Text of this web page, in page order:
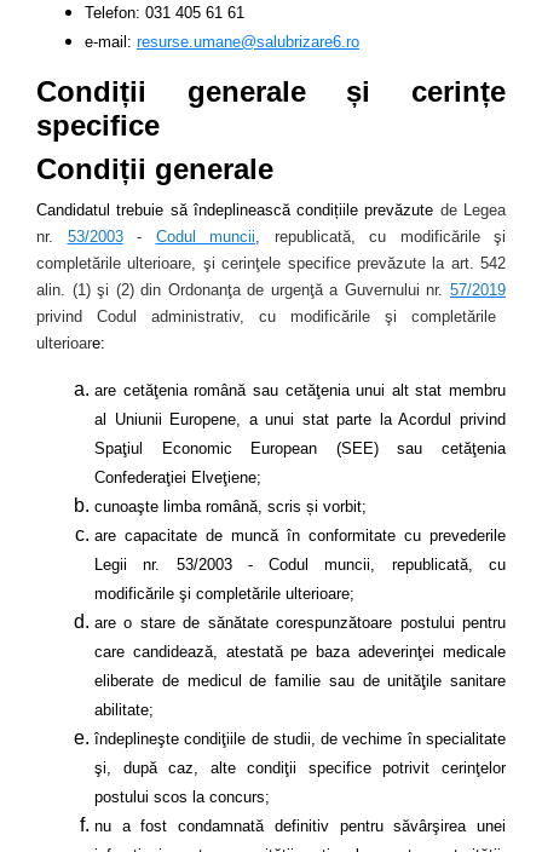
Telefon: 031 405 61 61
e-mail: resurse.umane@salubrizare6.ro
Condiții generale și cerințe
specifice
Condiții generale
Candidatul trebuie să îndeplinească condițiileprevăzute de Legea
nr. 53/2003- Codul muncii, republicată, cu modificările şi
completările ulterioare, şi cerinţele specifice prevăzute la art. 542
alin. (1) şi (2) din Ordonanţa de urgenţă a Guvernului nr. 57/2019
privind Codul administrativ, cu modificările şi completările
ulterioare:
are cetăţenia română sau cetăţenia unui alt stat membru
al Uniunii Europene, a unui stat parte la Acordul privind
Spaţiul Economic European (SEE) sau cetăţenia
Confederaţiei Elveţiene;
cunoaşte limba română, scris și vorbit;
are capacitate de muncă în conformitate cu prevederile
Legii nr. 53/2003 - Codul muncii, republicată, cu
modificările şi completările ulterioare;
are o stare de sănătate corespunzătoare postului pentru
care candidează, atestată pe baza adeverinţei medicale
eliberate de medicul de familie sau de unităţile sanitare
abilitate;
îndeplineşte condiţiile de studii, de vechime în specialitate
şi, după caz, alte condiţii specifice potrivit cerinţelor
postului scos la concurs;
nu a fost condamnată definitiv pentru săvârşirea unei